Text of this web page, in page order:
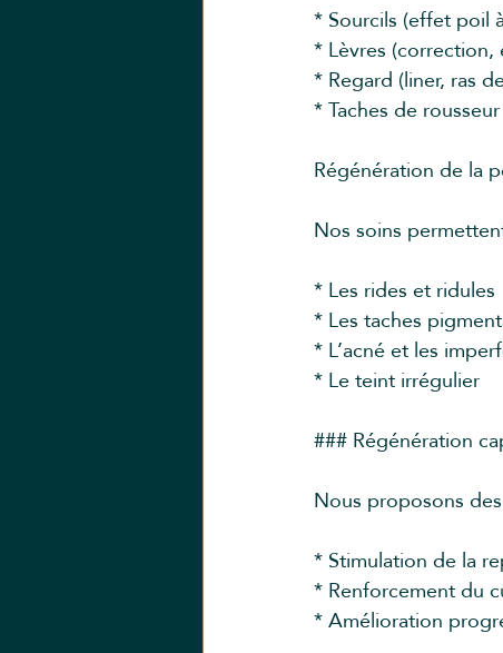
* Sourcils (effet poil
* Lèvres
* Regard (liner, ras
* Taches de rousseur
Régénération de la
Nos soins
* Les rides et ridules
* Les taches
* L’acné et les
* Le teint irrégulier
### Régénération
Nous proposons
* Stimulation de la
* Renforcement du
* Amélioration